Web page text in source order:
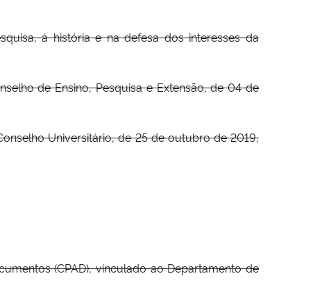
à história e na defesa dos interesses da
de Ensino, Pesquisa e Extensão, de 04 de
Universitário, de 25 de outubro de 2019,
(CPAD), vinculado ao Departamento de